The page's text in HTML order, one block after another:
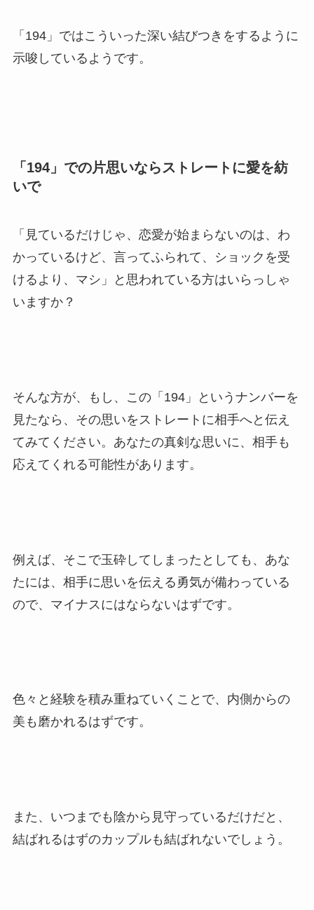
「194」ではこういった深い結びつきをするように
示唆しているようです。
「194」での片思いならストレートに愛を紡
いで
「見ているだけじゃ、恋愛が始まらないのは、わ
かっているけど、言ってふられて、ショックを受
けるより、マシ」と思われている方はいらっしゃ
いますか？
そんな方が、もし、この「194」というナンバーを
見たなら、その思いをストレートに相手へと伝え
てみてください。あなたの真剣な思いに、相手も
応えてくれる可能性があります。
例えば、そこで玉砕してしまったとしても、あな
たには、相手に思いを伝える勇気が備わっている
ので、マイナスにはならないはずです。
色々と経験を積み重ねていくことで、内側からの
美も磨かれるはずです。
また、いつまでも陰から見守っているだけだと、
結ばれるはずのカップルも結ばれないでしょう。